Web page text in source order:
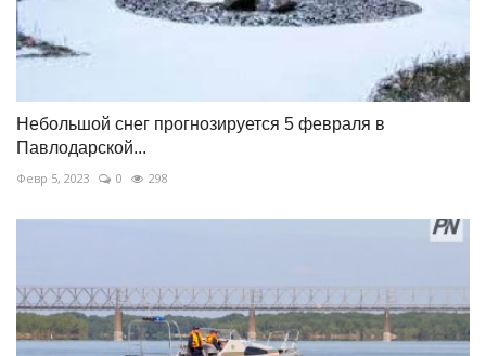
Небольшой снег прогнозируется 5 февраля в
Павлодарской...
Февр 5, 2023 0 298